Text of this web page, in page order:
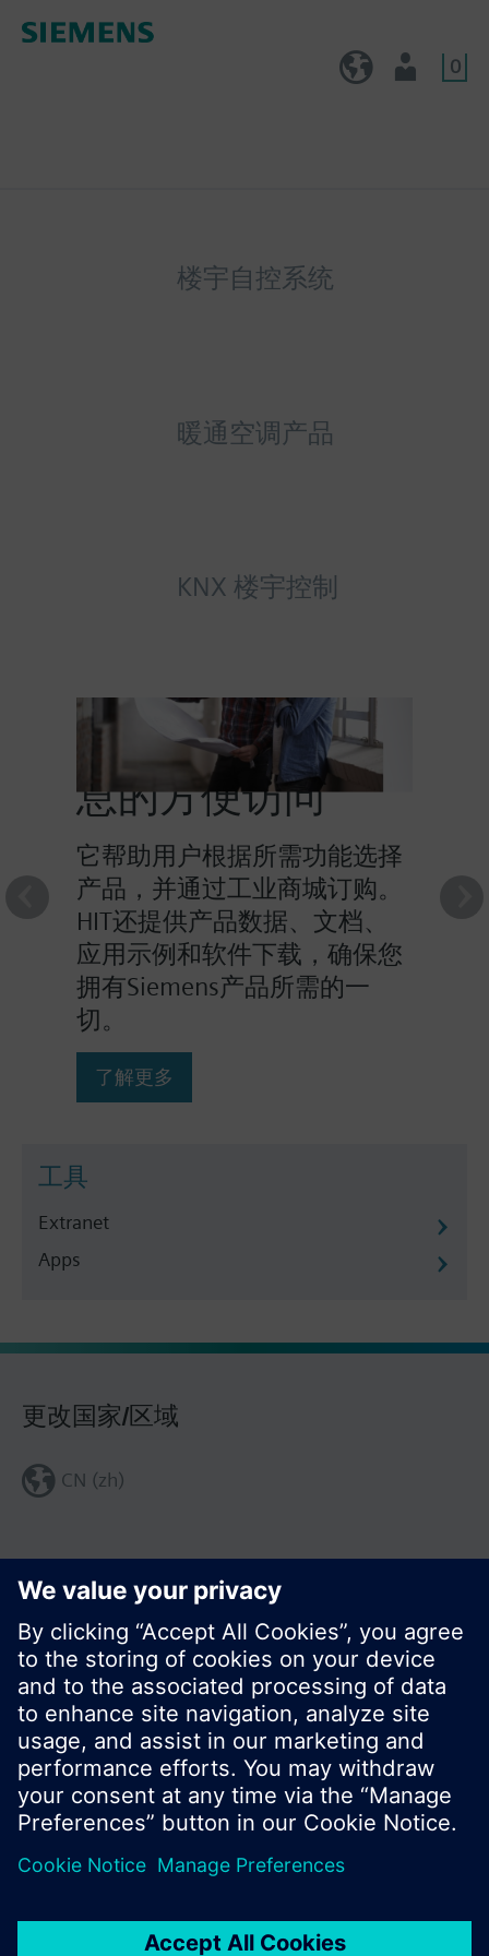
0
楼宇自控系统
暖通空调产品
KNX 楼宇控制
HIT提供对产品信
息的方便访问
它帮助用户根据所需功能选择
产品，并通过工业商城订购。
HIT还提供产品数据、文档、
应用示例和软件下载，确保您
拥有Siemens产品所需的一
切。
了解更多
工具
Extranet
Apps
更改国家/区域
CN (zh)